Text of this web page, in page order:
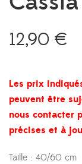
12,90 €
Les prix
peuvent être
nous contacter
précises et à
Taille : 40/60 cm